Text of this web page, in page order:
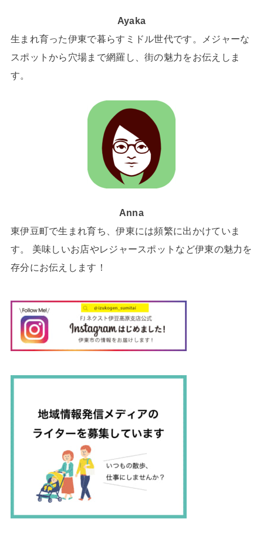
Ayaka
生まれ育った伊東で暮らすミドル世代です。メジャーな
スポットから穴場まで網羅し、街の魅力をお伝えしま
す。
Anna
東伊豆町で生まれ育ち、伊東には頻繁に出かけていま
す。 美味しいお店やレジャースポットなど伊東の魅力を
存分にお伝えします！